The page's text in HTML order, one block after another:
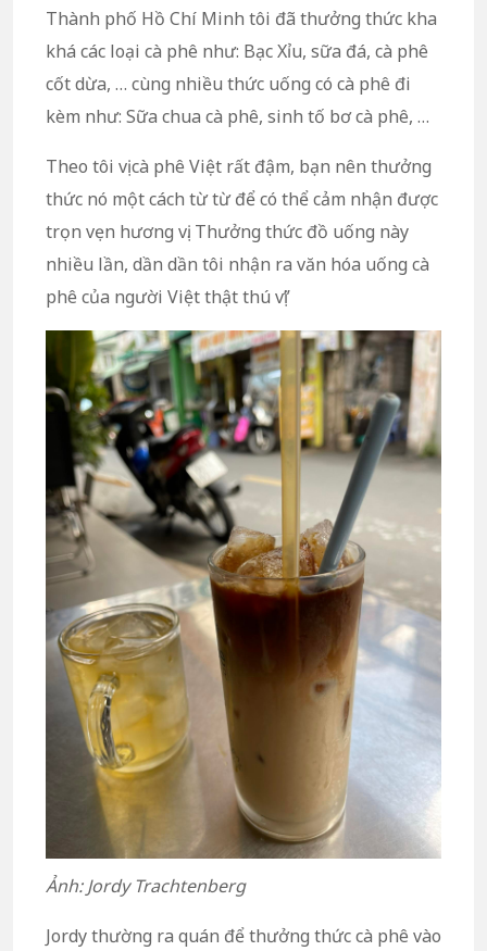
Thành phố Hồ Chí Minh tôi đã thưởng thức kha
khá các loại cà phê như: Bạc Xỉu, sữa đá, cà phê
cốt dừa, … cùng nhiều thức uống có cà phê đi
kèm như: Sữa chua cà phê, sinh tố bơ cà phê, …
Theo tôi vị cà phê Việt rất đậm, bạn nên thưởng
thức nó một cách từ từ để có thể cảm nhận được
trọn vẹn hương vị. Thưởng thức đồ uống này
nhiều lần, dần dần tôi nhận ra văn hóa uống cà
phê của người Việt thật thú vị”
Ảnh: Jordy Trachtenberg
Jordy thường ra quán để thưởng thức cà phê vào